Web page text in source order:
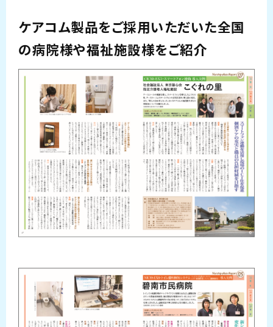
ケアコム製品をご採用いただいた全国
の病院様や福祉施設様をご紹介